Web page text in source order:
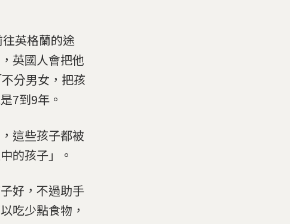
英格蘭的途
英國人會把他
分男女，把孩
7到9年。
這些孩子都被
的孩子」。
好，不過助手
吃少點食物，